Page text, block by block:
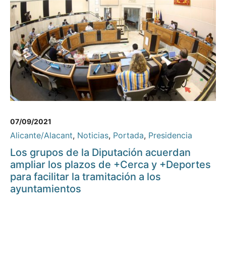
07/09/2021
Alicante/Alacant, Noticias, Portada, Presidencia
Los grupos de la Diputación acuerdan
ampliar los plazos de +Cerca y +Deportes
para facilitar la tramitación a los
ayuntamientos